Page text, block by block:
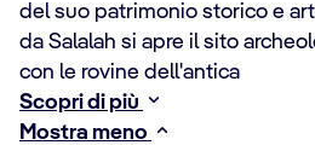
del suo patrimonio storico e
da Salalah si apre il sito
con le rovine dell'antica
Scopri di più
Mostra meno